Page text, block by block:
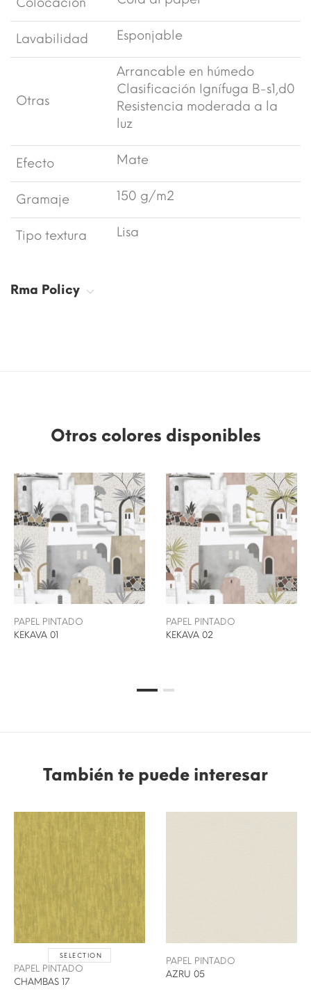
Lavabilidad Esponjable
Otras
Arrancable en húmedo
Clasificación Ignífuga B-s1,d0
Resistencia moderada a la
luz
Efecto Mate
Gramaje 150 g/m2
Tipo textura Lisa
Rma Policy
Otros colores disponibles
PAPEL PINTADO
KEKAVA 01
PAPEL PINTADO
KEKAVA 02
También te puede interesar
SELECTION
PAPEL PINTADO
CHAMBAS 17
PAPEL PINTADO
AZRU 05